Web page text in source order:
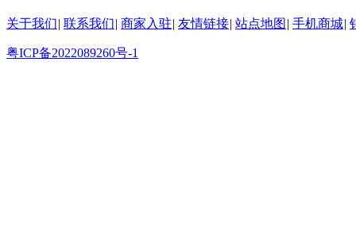
关于我们| 联系我们| 商家入驻| 友情链接| 站点地图 | 手机商城|
粤ICP备2022089260号-1